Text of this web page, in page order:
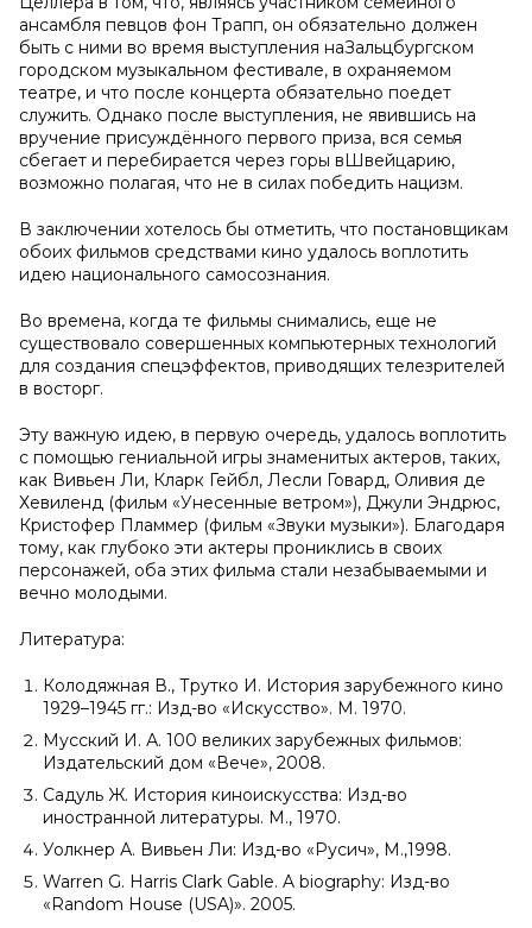
ансамбля певцов фон Трапп, он обязательно должен
быть с ними во время выступления наЗальцбургском
городском музыкальном фестивале, в охраняемом
театре, и что после концерта обязательно поедет
служить. Однако после выступления, не явившись на
вручение присуждённого первого приза, вся семья
сбегает и перебирается через горы вШвейцарию,
возможно полагая, что не в силах победить нацизм.
В заключении хотелось бы отметить, что постановщикам
обоих фильмов средствами кино удалось воплотить
идею национального самосознания.
Во времена, когда те фильмы снимались, еще не
существовало совершенных компьютерных технологий
для создания спецэффектов, приводящих телезрителей
в восторг.
Эту важную идею, в первую очередь, удалось воплотить
с помощью гениальной игры знаменитых актеров, таких,
как Вивьен Ли, Кларк Гейбл, Лесли Говард, Оливия де
Хевиленд (фильм «Унесенные ветром»), Джули Эндрюс,
Кристофер Пламмер (фильм «Звуки музыки»). Благодаря
тому, как глубоко эти актеры прониклись в своих
персонажей, оба этих фильма стали незабываемыми и
вечно молодыми.
Литература:
Колодяжная В., Трутко И. История зарубежного кино
1929–1945 гг.: Изд-во «Искусство». М. 1970.
Мусский И. А. 100 великих зарубежных фильмов:
Издательский дом «Вече», 2008.
Садуль Ж. История киноискусства: Изд-во
иностранной литературы. М., 1970.
Уолкнер А. Вивьен Ли: Изд-во «Русич», М.,1998.
Warren G. Harris Clark Gable. A biography: Изд-во
«Random House (USA)». 2005.